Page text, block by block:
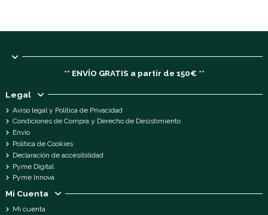
** ENVÍO GRATIS a partir de 150€ **
Legal
Aviso legal y Política de Privacidad
Condiciones de Compra y Derecho de Desistimiento
Envío
Política de Cookies
Declaración de accesibilidad
Pyme Digital
Pyme Innova
Mi Cuenta
Mi cuenta